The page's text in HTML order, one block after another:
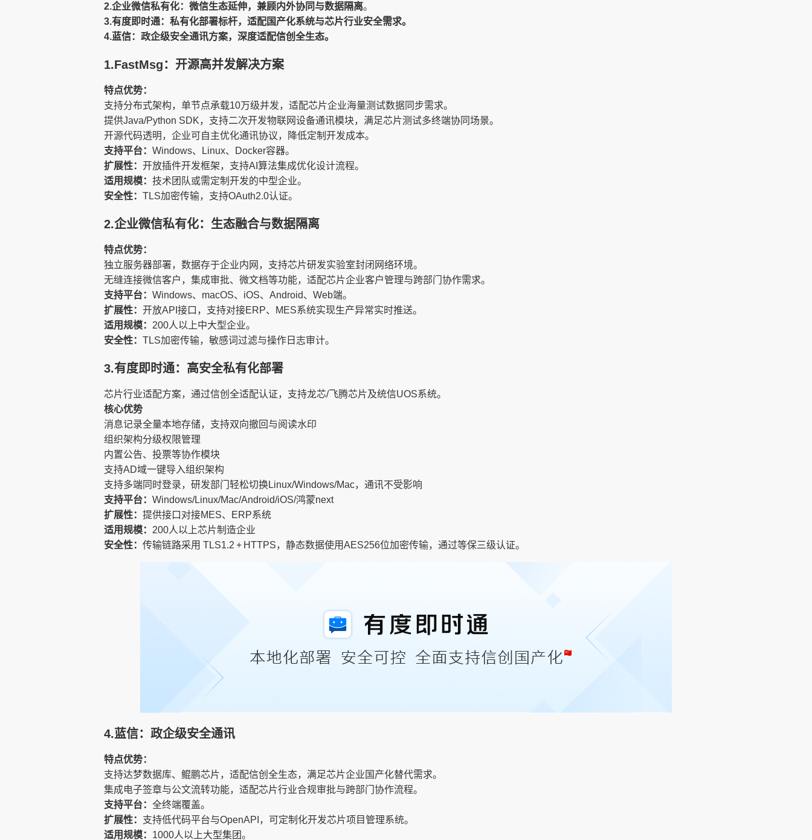
2.企业微信私有化：微信生态延伸，兼顾内外协同与数据隔离。
3.有度即时通：私有化部署标杆，适配国产化系统与芯片行业安全需求。
4.蓝信：政企级安全通讯方案，深度适配信创全生态。
1.FastMsg：开源高并发解决方案
特点优势：
支持分布式架构，单节点承载10万级并发，适配芯片企业海量测试数据同步需求。
提供Java/Python SDK，支持二次开发物联网设备通讯模块，满足芯片测试多终端协同场景。
开源代码透明，企业可自主优化通讯协议，降低定制开发成本。
支持平台： Windows、Linux、Docker容器。
扩展性： 开放插件开发框架，支持AI算法集成优化设计流程。
适用规模： 技术团队或需定制开发的中型企业。
安全性： TLS加密传输，支持OAuth2.0认证。
2.企业微信私有化：生态融合与数据隔离
特点优势：
独立服务器部署，数据存于企业内网，支持芯片研发实验室封闭网络环境。
无缝连接微信客户，集成审批、微文档等功能，适配芯片企业客户管理与跨部门协作需求。
支持平台： Windows、macOS、iOS、Android、Web端。
扩展性： 开放API接口，支持对接ERP、MES系统实现生产异常实时推送。
适用规模： 200人以上中大型企业。
安全性： TLS加密传输，敏感词过滤与操作日志审计。
3.有度即时通：高安全私有化部署
芯片行业适配方案，通过信创全适配认证，支持龙芯/飞腾芯片及统信UOS系统。
核心优势​​​​
消息记录全量本地存储，支持双向撤回与阅读水印
组织架构分级权限管理
内置公告、投票等协作模块
支持AD域一键导入组织架构
支持多端同时登录，研发部门轻松切换Linux/Windows/Mac，通讯不受影响
支持平台： Windows/Linux/Mac/Android/iOS/鸿蒙next
扩展性： 提供接口对接MES、ERP系统
适用规模： 200人以上芯片制造企业
安全性： 传输链路采用 TLS1.2 + HTTPS，静态数据使用AES256位加密传输，通过等保三级认证。​​
4.蓝信：政企级安全通讯
特点优势：
支持达梦数据库、鲲鹏芯片，适配信创全生态，满足芯片企业国产化替代需求。
集成电子签章与公文流转功能，适配芯片行业合规审批与跨部门协作流程。
支持平台： 全终端覆盖。
扩展性： 支持低代码平台与OpenAPI，可定制化开发芯片项目管理系统。
适用规模： 1000人以上大型集团。